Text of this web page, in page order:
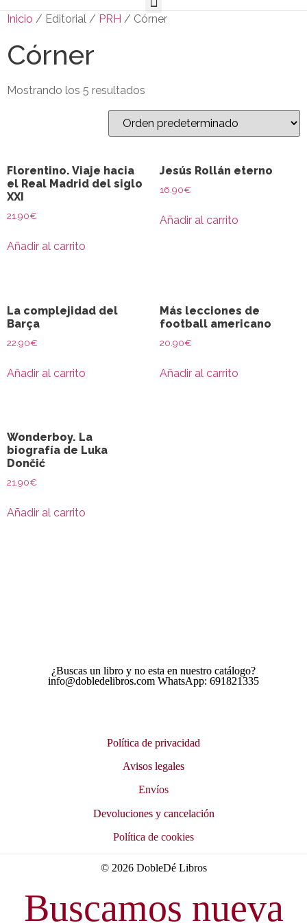
Inicio / Editorial / PRH / Córner
Córner
Mostrando los 5 resultados
Florentino. Viaje hacia
el Real Madrid del siglo
XXI
21.90€
Añadir al carrito
Jesús Rollán eterno
16.90€
Añadir al carrito
La complejidad del
Barça
22.90€
Añadir al carrito
Más lecciones de
football americano
20.90€
Añadir al carrito
Wonderboy. La
biografía de Luka
Dončić
21.90€
Añadir al carrito
¿Buscas un libro y no esta en nuestro catálogo?
info@dobledelibros.com WhatsApp: 691821335
Política de privacidad
Avisos legales
Envíos
Devoluciones y cancelación
Política de cookies
© 2026 DobleDé Libros
Buscamos nueva